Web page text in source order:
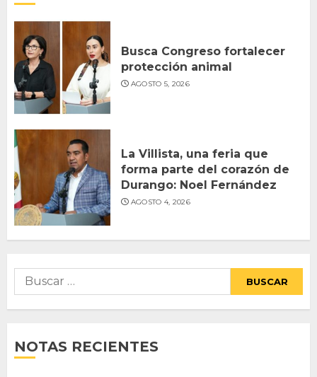
Busca Congreso fortalecer
protección animal
AGOSTO 5, 2026
La Villista, una feria que
forma parte del corazón de
Durango: Noel Fernández
AGOSTO 4, 2026
Buscar:
NOTAS RECIENTES